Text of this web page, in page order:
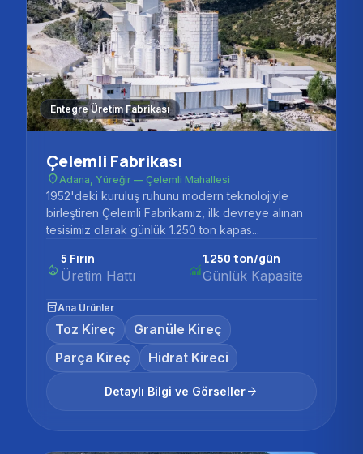
Entegre Üretim Fabrikası
Çelemli Fabrikası
place Adana, Yüreğir — Çelemli Mahallesi
1952'deki kuruluş ruhunu modern teknolojiyle
birleştiren Çelemli Fabrikamız, ilk devreye alınan
tesisimiz olarak günlük 1.250 ton kapas...
local_fire_department
5 Fırın
Üretim Hattı monitoring
1.250 ton/gün
Günlük Kapasite
inventory_2Ana Ürünler
Toz Kireç
Granüle Kireç
Parça Kireç
Hidrat Kireci
Detaylı Bilgi ve Görsellerarrow_forward